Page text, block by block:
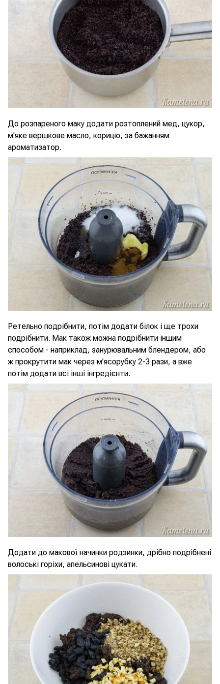
До розпареного маку додати розтоплений мед, цукор,
м'яке вершкове масло, корицю, за бажанням
ароматизатор.
Ретельно подрібнити, потім додати білок і ще трохи
подрібнити. Мак також можна подрібнити іншим
способом - наприклад, занурювальним блендером, або
ж прокрутити мак через м'ясорубку 2-3 рази, а вже
потім додати всі інші інгредієнти.
Додати до макової начинки родзинки, дрібно подрібнені
волоські горіхи, апельсинові цукати.